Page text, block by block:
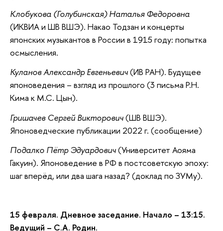
Клобукова (Голубинская) Наталья Федоровна
(ИКВИА и ШВ ВШЭ). Накао Тодзан и концерты
японских музыкантов в России в 1915 году: попытка
осмысления.
Куланов Александр Евгеньевич(ИВ РАН). Будущее
японоведения – взгляд из прошлого (3 письма Р.Н.
Кима к М.С. Цын).
Гришачев Сергей Викторович(ШВ ВШЭ).
Японоведческие публикации 2022 г. (сообщение)
Подалко Пётр Эдуардович(Университет Аояма
Гакуин). Японоведение в РФ в постсоветскую эпоху:
шаг вперёд, или два шага назад? (доклад по ЗУМу).
15 февраля. Дневное заседание. Начало – 13:15.
Ведущий – С.А. Родин.